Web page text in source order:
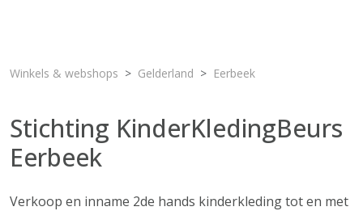
Winkels & webshops Gelderland Eerbeek
Stichting KinderKledingBeurs
Eerbeek
Verkoop en inname 2de hands kinderkleding tot en met